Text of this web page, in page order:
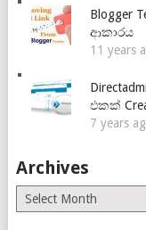
Blogger
ආකාරය
11 years
එකක්
7 years
Archives
Archives